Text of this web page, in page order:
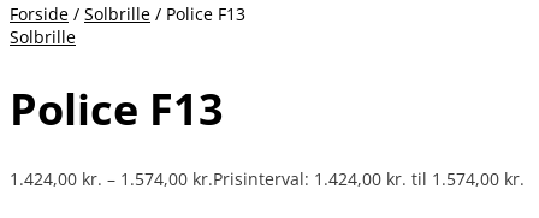
Forside / Solbrille / Police F13
Solbrille
Police F13
1.424,00 kr. – 1.574,00 kr.Prisinterval: 1.424,00 kr. til 1.574,00 kr.